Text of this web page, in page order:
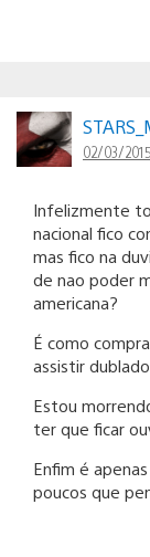
02/03/
Infelizmente
nacional fico
mas fico na
de nao poder
americana?
É como
assistir
Estou
ter que ficar
Enfim é
poucos que